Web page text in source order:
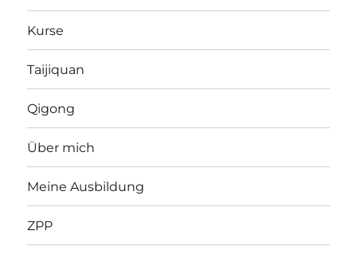
Kurse
Taijiquan
Qigong
Über mich
Meine Ausbildung
ZPP